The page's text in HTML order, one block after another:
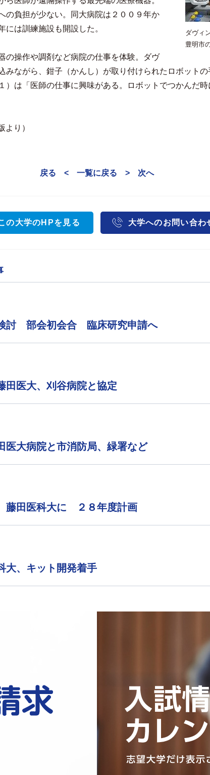
ダヴィ
豊明市
の負担が少ない。同大病院は２００９年か
には訓練施設も開設した。
操作や調剤など病院の仕事を体験。ダヴ
みながら、鉗子（かんし）が取り付けられたロボット
）は「医師の仕事に興味がある。ロボットでつかんだ
り）
戻る < 一覧に戻る > 次へ
の大学のHPを見る 大学へのお問い合わ
討 部会初会合 臨床研究申請へ
医大、刈谷病院と協定
大病院と市消防局、緑署など
田医科大に ２８年度計画
、キット開発着手